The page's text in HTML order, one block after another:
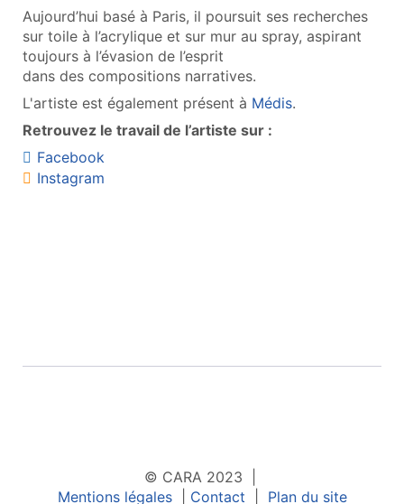
Aujourd’hui basé à Paris, il poursuit ses recherches
sur toile à l’acrylique et sur mur au spray, aspirant
toujours à l’évasion de l’esprit
dans des compositions narratives.
L'artiste est également présent à Médis.
Retrouvez le travail de l’artiste sur :
Facebook
Instagram
© CARA 2023 |
Mentions légales| Contact Plan du site